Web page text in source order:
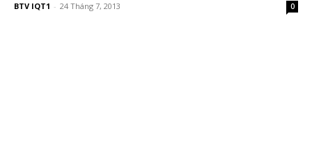
BTV IQT1 - 24 Tháng 7, 2013 0